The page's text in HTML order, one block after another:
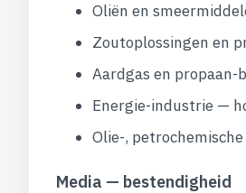
Oliën en
Zoutoplossingen en
Aardgas en propaan-
Energie-industrie —
Olie-,
Media — bestendigheid